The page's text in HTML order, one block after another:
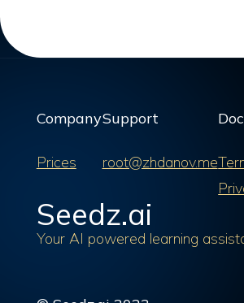
Company
Prices
Support
root@zhdanov.me
Seedz.ai
Your AI powered learning